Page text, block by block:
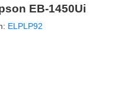
EB-1450Ui
ELPLP92